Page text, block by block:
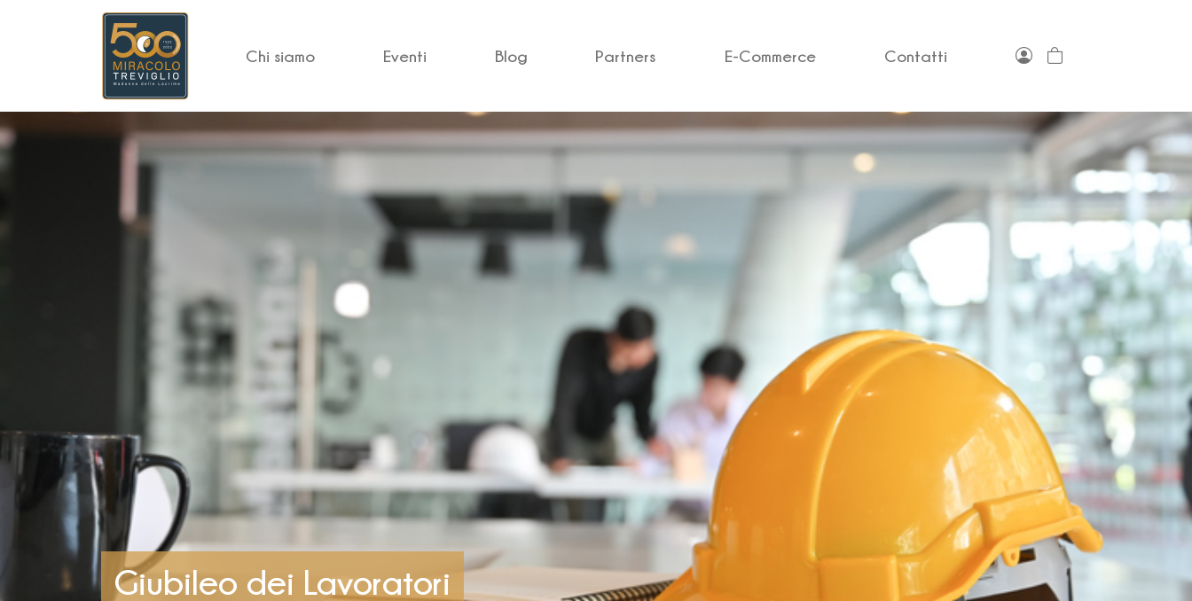
Chi siamo Eventi Blog Partners E-Commerce Contatti
Giubileo dei Lavoratori